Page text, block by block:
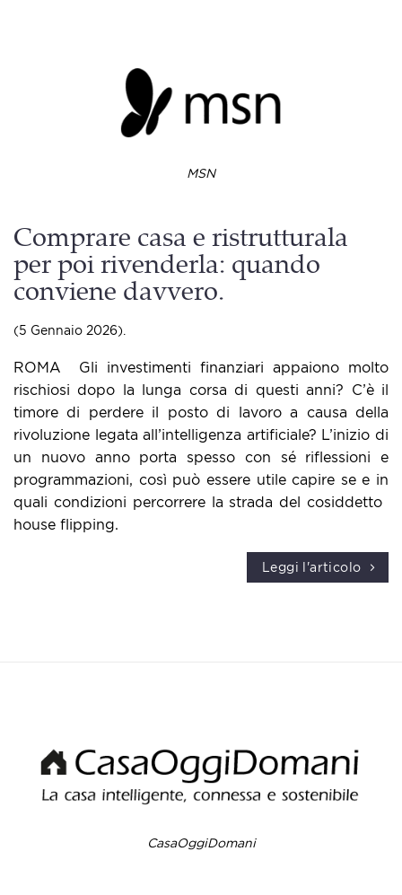
MSN
Comprare casa e ristrutturala
per poi rivenderla: quando
conviene davvero.
(5 Gennaio 2026).
ROMA ​ Gli investimenti finanziari appaiono molto
rischiosi dopo la lunga corsa di questi anni? C’è il
timore di perdere il posto di lavoro a causa della
rivoluzione legata all’intelligenza artificiale? L’inizio di
un nuovo anno porta spesso con sé riflessioni e
programmazioni, così può essere utile capire se e in
quali condizioni percorrere la strada del cosiddetto ​
house flipping​.
Leggi l'articolo
CasaOggiDomani